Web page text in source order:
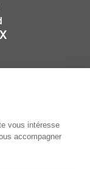
vous intéresse
accompagner